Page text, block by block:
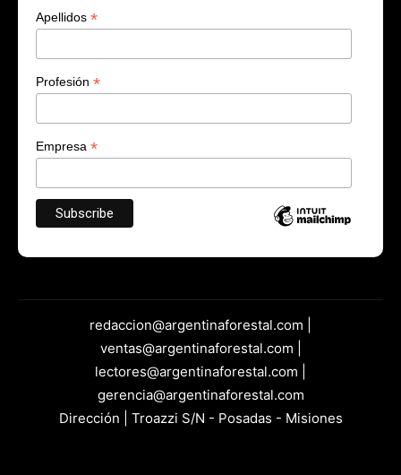
Apellidos *
Profesión *
Empresa *
redaccion@argentinaforestal.com |
ventas@argentinaforestal.com |
lectores@argentinaforestal.com |
gerencia@argentinaforestal.com
Dirección | Troazzi S/N - Posadas - Misiones